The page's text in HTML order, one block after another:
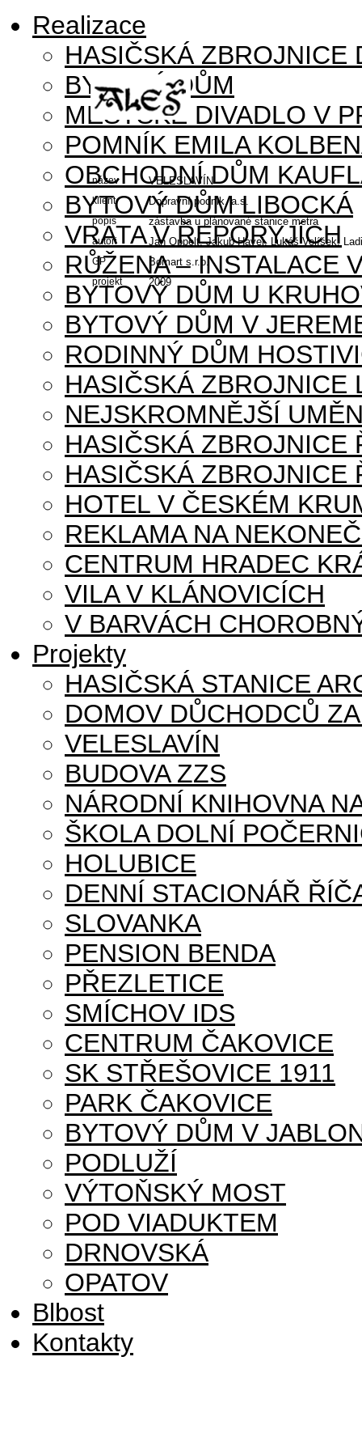
Realizace
HASIČSKÁ ZBROJNICE
BYTOVÝ DŮM
MĚSTSKÉ DIVADLO V
POMNÍK EMILA
OBCHODNÍ DŮM
BYTOVÝ DŮM LIBOCKÁ
VRATA V ŘEPORYJÍCH
RŮŽENA – INSTALACE
BYTOVÝ DŮM U
BYTOVÝ DŮM V
RODINNÝ DŮM
HASIČSKÁ ZBROJNICE
NEJSKROMNĚJŠÍ
HASIČSKÁ ZBROJNICE
HASIČSKÁ ZBROJNICE
HOTEL V ČESKÉM
REKLAMA NA
CENTRUM HRADEC
VILA V KLÁNOVICÍCH
V BARVÁCH
Projekty
HASIČSKÁ STANICE
DOMOV DŮCHODCŮ
VELESLAVÍN
BUDOVA ZZS
NÁRODNÍ KNIHOVNA
ŠKOLA DOLNÍ
HOLUBICE
DENNÍ STACIONÁŘ
SLOVANKA
PENSION BENDA
PŘEZLETICE
SMÍCHOV IDS
CENTRUM ČAKOVICE
SK STŘEŠOVICE 1911
PARK ČAKOVICE
BYTOVÝ DŮM V
PODLUŽÍ
VÝTOŇSKÝ MOST
POD VIADUKTEM
DRNOVSKÁ
OPATOV
Blbost
Kontakty
název VELESLAVÍN
klient Dopravní podnik, a.s.
popis zástavba u plánované stanice metra
autoři Jan Oppelt, Jakub Havel, Lukáš Velíšek,
GP Bomart s.r.o.
projekt 2009